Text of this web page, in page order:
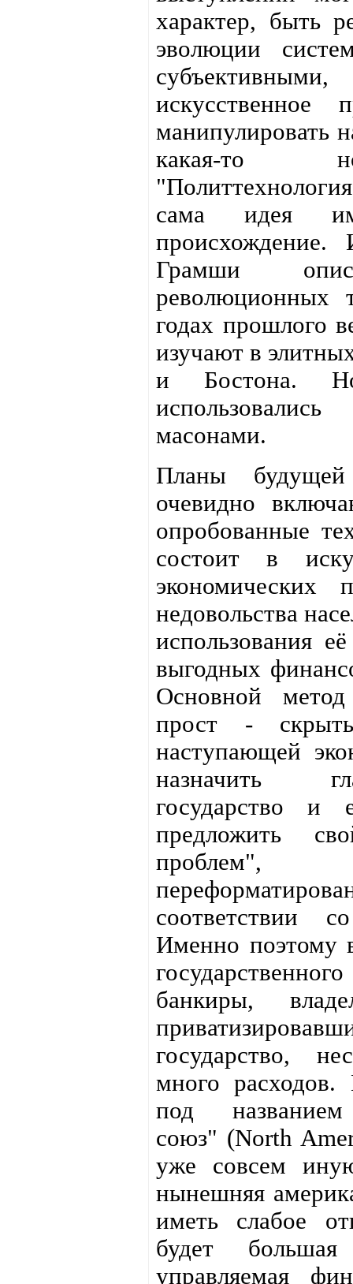
характер, быть
эволюции
искусственное
манипулировать
какая-то
сама идея
происхождение.
Грамши
революционных
годах прошлого
изучают в
и Бостона.
масонами.
Планы
очевидно
опробованные
состоит в
экономических
недовольства
использования
выгодных
Основной
прост -
наступающей
назначить
государство и
предложить
проблем",
соответствии
Именно поэтому
банкиры,
государство,
много расходов.
под названием
союз" (North
уже совсем
нынешняя
иметь слабое
будет большая
управляемая